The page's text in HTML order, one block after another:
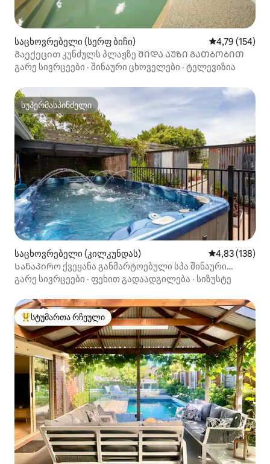
საცხოვრებელი (სერფ ბიჩი) საშუალო
4,79 (154)
Გაექეცით კუნძულს პლაჟზე ᲨᲘᲓᲐ ᲐᲣᲖᲘ ᲒᲐᲗᲑᲝᲑᲘᲗ
გარე სივრცეები · შინაური ცხოველები · ტელევიზია
სუპერმასპინძელი
სუპერმასპინძელი
საცხოვრებელი (კილკუნდას) საშუალო
4,83 (138)
Სანაპირო ქვეყანა განმარტოებული სპა შინაური
ცხოველების მეგობრული ბუხარი
გარე სივრცეები · ფეხით გადაადგილება · სიზუსტე
სტუმართა რჩეული მოწინავე ვარიანტი
სტუმართა რჩეული